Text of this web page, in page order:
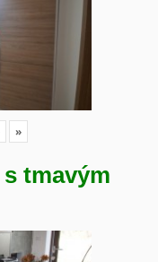
»
tmavým